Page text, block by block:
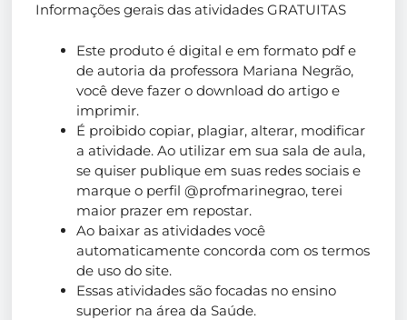
Informações gerais das atividades GRATUITAS
Este produto é digital e em formato pdf e
de autoria da professora Mariana Negrão,
você deve fazer o download do artigo e
imprimir.
É proibido copiar, plagiar, alterar, modificar
a atividade. Ao utilizar em sua sala de aula,
se quiser publique em suas redes sociais e
marque o perfil @profmarinegrao, terei
maior prazer em repostar.
Ao baixar as atividades você
automaticamente concorda com os termos
de uso do site.
Essas atividades são focadas no ensino
superior na área da Saúde.